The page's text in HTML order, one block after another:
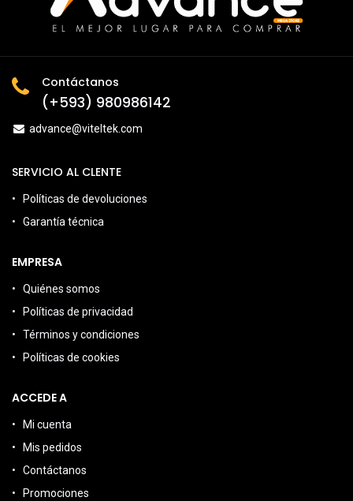
Contáctanos
(+593) 980986142
advance@viteltek.com
SERVICIO AL CLENTE
Políticas de devoluciones
Garantía técnica
EMPRESA
Quiénes somos
Políticas de privacidad
Términos y condiciones
Políticas de cookies
ACCEDE A
Mi cuenta
Mis pedidos
Contáctanos
Promociones